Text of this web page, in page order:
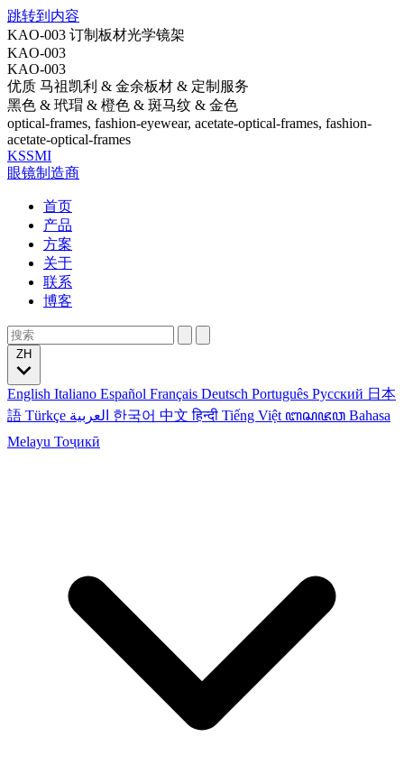
跳转到内容
KAO-003 订制板材光学镜架
KAO-003
KAO-003
优质 马祖凯利 & 金余板材 & 定制服务
黑色 & 玳瑁 & 橙色 & 斑马纹 & 金色
optical-frames, fashion-eyewear, acetate-optical-frames, fashion-
acetate-optical-frames
KSSMI
眼镜制造商
首页
产品
方案
关于
联系
博客
English Italiano Español Français Deutsch Português Русский 日本
語 Türkçe 한국어 中文हिन्दी Tiếng Việt ꦧꦱꦗꦮ Bahasa
Melayu Тоҷикӣ